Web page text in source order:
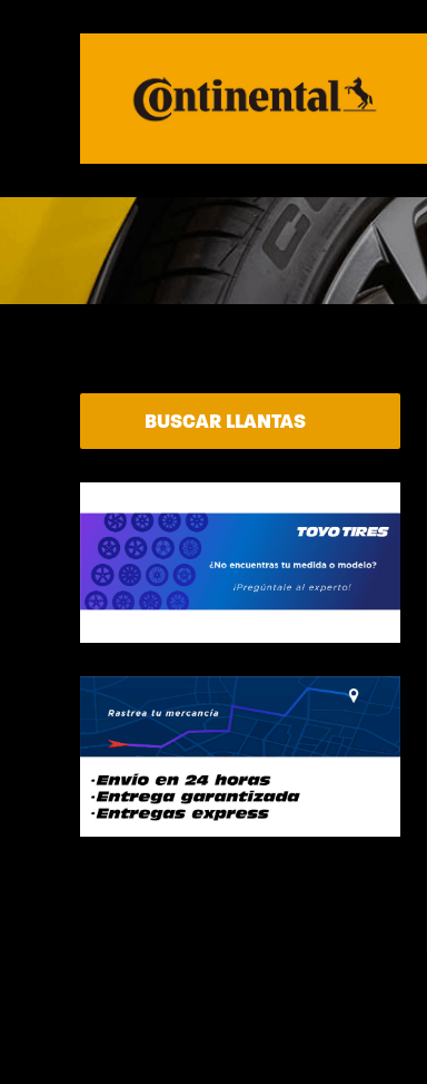
BUSCAR LLANTAS